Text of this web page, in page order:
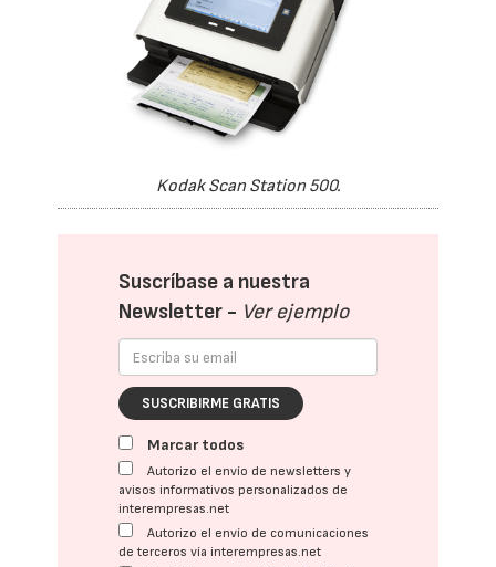
Kodak Scan Station 500.
Suscríbase a nuestra
Newsletter - Ver ejemplo
SUSCRIBIRME GRATIS
Marcar todos
Autorizo el envío de newsletters y
avisos informativos personalizados de
interempresas.net
Autorizo el envío de comunicaciones
de terceros vía interempresas.net